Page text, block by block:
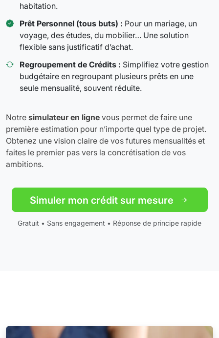
habitation.
Prêt Personnel (tous buts) : Pour un mariage, un
voyage, des études, du mobilier… Une solution
flexible sans justificatif d’achat.
Regroupement de Crédits : Simplifiez votre gestion
budgétaire en regroupant plusieurs prêts en une
seule mensualité, souvent réduite.
Notre simulateur en ligne vous permet de faire une
première estimation pour n’importe quel type de projet.
Obtenez une vision claire de vos futures mensualités et
faites le premier pas vers la concrétisation de vos
ambitions.
Simuler mon crédit sur mesure
Gratuit • Sans engagement • Réponse de principe rapide